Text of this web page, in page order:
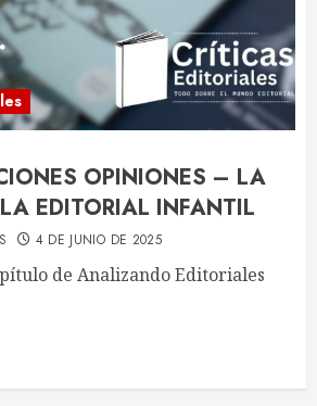
OPINIONES – LA
EDITORIAL INFANTIL
4 DE JUNIO DE 2025
de Analizando Editoriales